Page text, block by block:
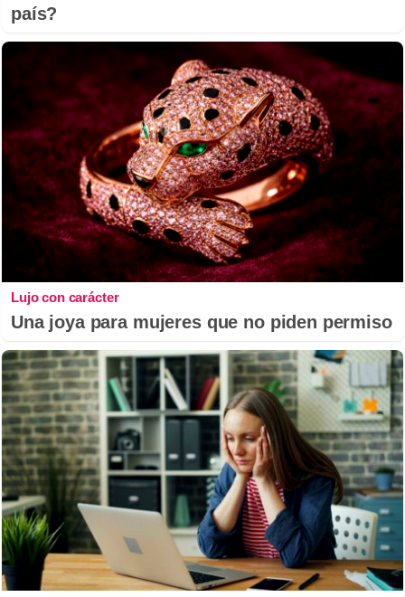
país?
Lujo con carácter
Una joya para mujeres que no piden permiso